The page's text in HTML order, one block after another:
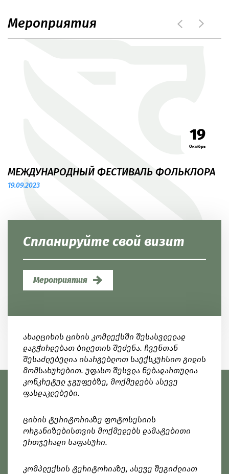
Мероприятия
19
Октябрь
МЕЖДУНАРОДНЫЙ ФЕСТИВАЛЬ ФОЛЬКЛОРА
19.09.2023
Спланируйте свой визит
Мероприятия
ახალციხის ციხის კომლექსში შესასვლელად
დაგჭირდებათ ბილეთის შეძენა. ჩვენთან
შესაძლებელია ისარგებლოთ საექსკურსიო გიდის
მომსახურებით. უფასო შესვლა ნებადართულია
კონკრეტულ ჯგუფებზე, მოქმედებს ასევე
ფასდაკლებები.
ციხის ტერიტორიაზე ფოტოსესიის
ორგანიზებისთვის მოქმედებს დამატებითი
ერთჯერადი საფასური.
კომპლექსის ტერიტორიაზე, ასევე შეგიძლიათ